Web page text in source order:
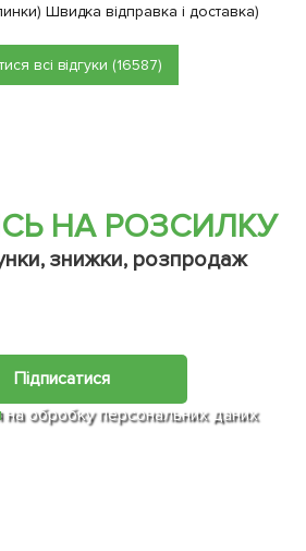
Швидка відправка і доставка)
всі відгуки (16587)
НА РОЗСИЛКУ
знижки, розпродаж
Підписатися
на обробку персональних даних